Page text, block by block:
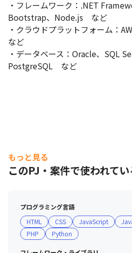
・フレームワーク：.NET
Bootstrap、Node.js　など
・クラウドプラットフォーム：
など
・データベース：Oracle、SQL
PostgreSQL　など
もっと見る
このPJ・案件で使われて
プログラミング言語
HTML
CSS JavaScript
PHP
Python